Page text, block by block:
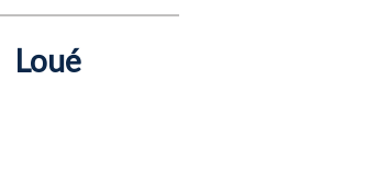
Loué